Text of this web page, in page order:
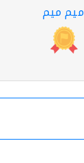
ميم ميم